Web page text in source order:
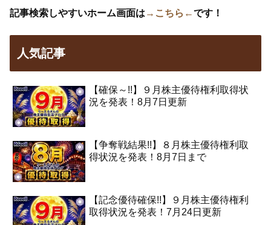
記事検索しやすいホーム画面は →こちら←です！
人気記事
【確保～!!】９月株主優待権利取得状
況を発表！8月7日更新
【争奪戦結果!!】８月株主優待権利取
得状況を発表！8月7日まで
【記念優待確保!!】９月株主優待権利
取得状況を発表！7月24日更新